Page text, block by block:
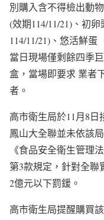
別購入含不得檢出動
(效期114/11/21)、初
114/11/21)、悠活鮮蛋
當日現場僅剩餘四季
盒，當場即要求 業者
者。
高市衛生局於11月8
鳳山大全聯並未依該
《食品安全衛生管理
第3款規定，針對全聯
2億元以下罰鍰。
高市衛生局提醒購買